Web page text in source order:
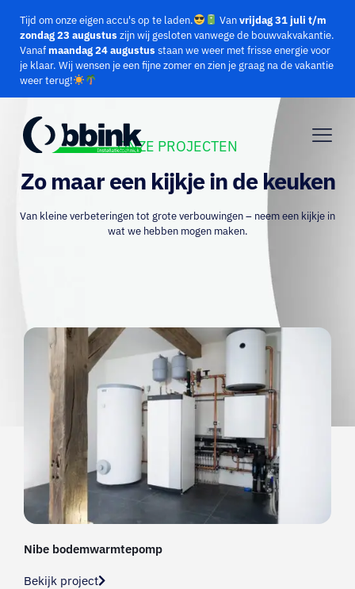
Tijd om onze eigen accu's op te laden. Vanvrijdag 31 juli t/m
zondag 23 augustus zijn wij gesloten vanwege de bouwvakvakantie.
Vanafmaandag 24 augustus staan we weer met frisse energie voor
je klaar. Wij wensen je een fijne zomer en zien je graag na de vakantie
weer terug!
ONZE PROJECTEN
Zo maar een kijkje in de keuken
Van kleine verbeteringen tot grote verbouwingen – neem een kijkje in
wat we hebben mogen maken.
Nibe bodemwarmtepomp
Bekijk project